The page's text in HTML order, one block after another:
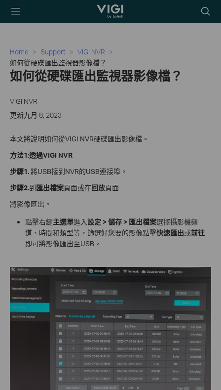
TP-Link, Reliably
icon
Home Support
VIGI NVR
如何從硬碟匯出監視器影像檔？
如何從硬碟匯出監視器影像檔？
VIGI NVR
更新九月 8, 2023
本文將說明如何從VIGI NVR硬碟匯出影像檔。
方法1:透過VIGI NVR
步驟1.將USB接到NVR的USB連接埠。
步驟2.到匯出檔案頁面或在回放頁面
將影像匯出。
點擊右鍵主選單進入設定 > 儲存 > 匯出檔案選擇攝影機頻
道、時間和類型等，篩選好您要的影像點擊快速匯出或前往
即可將影像匯出至USB。